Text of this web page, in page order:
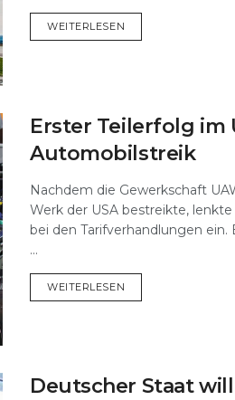
WEITERLESEN
Erster Teilerfolg im
Automobilstreik
Nachdem die Gewerkschaft
Werk der USA bestreikte,
bei den Tarifverhandlungen ein.
...
WEITERLESEN
Deutscher Staat will